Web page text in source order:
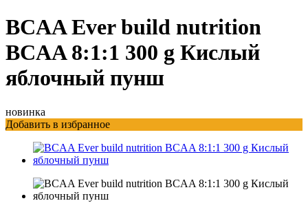
BCAA Ever build nutrition
BCAA 8:1:1 300 g Кислый
яблочный пунш
новинка
Добавить в избранное